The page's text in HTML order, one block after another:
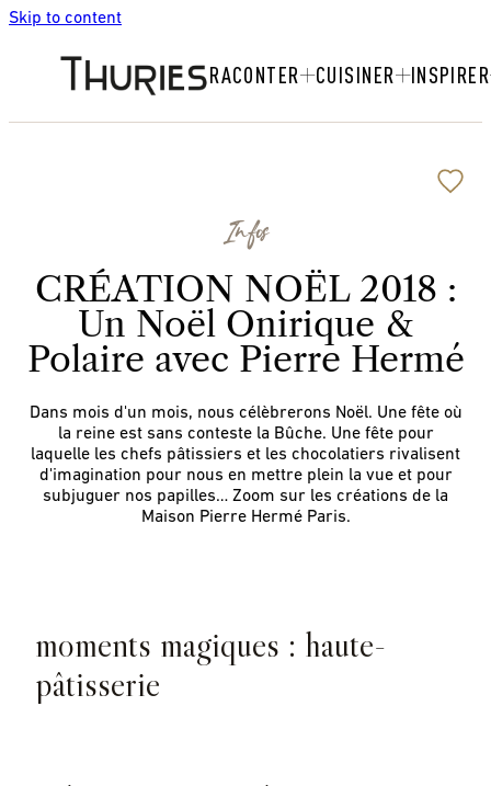
Skip to content
RACONTER CUISINER INSPIRER
Infos
CRÉATION NOËL 2018 :
Un Noël Onirique &
Polaire avec Pierre Hermé
Dans mois d'un mois, nous célèbrerons Noël. Une fête où
la reine est sans conteste la Bûche. Une fête pour
laquelle les chefs pâtissiers et les chocolatiers rivalisent
d'imagination pour nous en mettre plein la vue et pour
subjuguer nos papilles… Zoom sur les créations de la
Maison Pierre Hermé Paris.
moments magiques : haute-
pâtisserie